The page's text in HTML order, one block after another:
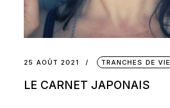
25 AOÛT 2021 TRANCHES DE VIE
LE CARNET JAPONAIS